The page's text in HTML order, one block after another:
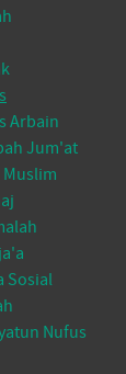
Arbain
Jum'at
Muslim
Sosial
Nufus